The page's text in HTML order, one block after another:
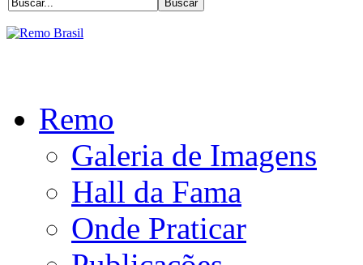
Remo
Galeria de Imagens
Hall da Fama
Onde Praticar